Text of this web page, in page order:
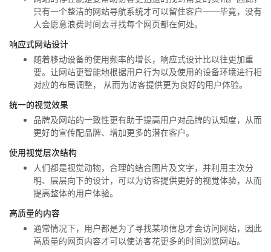
只有一个整洁的网站导航系统才可以留住客户——毕竟，没有
人会愿意浪费时间去寻找每个网页都在何处。
响应式网站设计
随着移动设备的使用频率的增长，响应式设计比以往更加重
要。让网站更智能地根据用户行为以及使用的设备环境进行相
对应的布局调整， 从而为访客提供更为良好的用户体验。
统一的视觉效果
品牌及网站的一致性更有助于提高用户对品牌的认知度，从而
更好的宣传配品牌、增加更多的潜在客户。
使用视觉层次结构
人们都是视觉动物，合理的结合图片及文字，并利用主次分
明、层层向下的设计，可以为访客提供更好的视觉体验，从而
提高整体的用户体验。
高质量的内容
通常情况下，用户都是为了寻找某项信息才会访问网站，因此
高质量的网页内容才可以使访客花更多的时间浏览网站。